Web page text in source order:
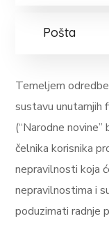
Pošta
Temeljem
sustavu unutarnjih
(“Narodne
čelnika korisnika
nepravilnosti koja
nepravilnostima i
poduzimati radnje